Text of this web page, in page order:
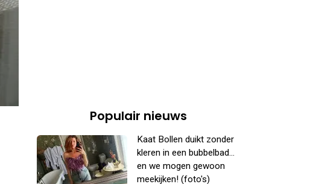
Populair nieuws
Kaat Bollen duikt zonder
kleren in een bubbelbad...
en we mogen gewoon
meekijken! (foto's)